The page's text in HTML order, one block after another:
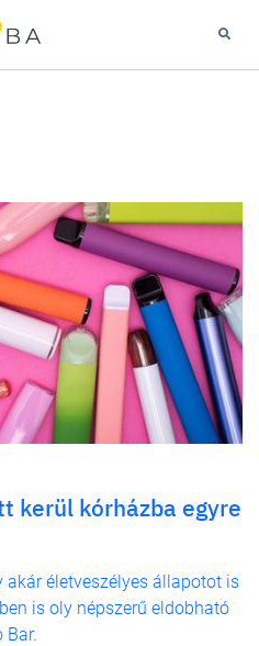
kerül kórházba egyre
életveszélyes állapotot is
is oly népszerű eldobható
Bar.